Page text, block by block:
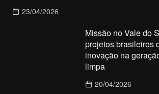
23/04/2026
Missão no Vale do
projetos brasileiros
inovação na
limpa
20/04/2026